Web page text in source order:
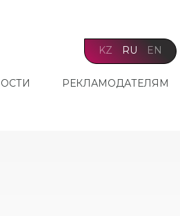
KZ RU EN
РЕКЛАМОДАТЕЛЯМ